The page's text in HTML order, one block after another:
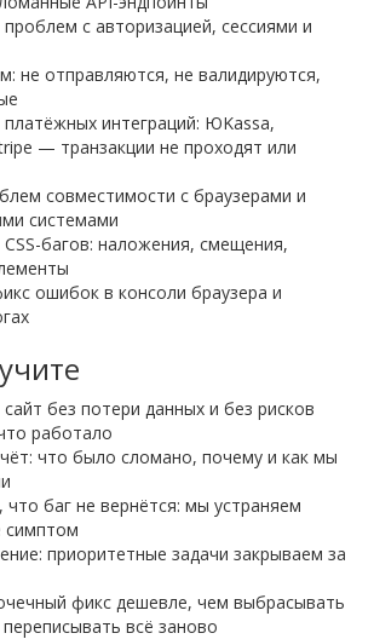
с авторизацией, сессиями и
не отправляются, не валидируются,
интеграций: ЮKassa,
— транзакции не проходят или
совместимости с браузерами и
системами
багов: наложения, смещения,
ошибок в консоли браузера и
без потери данных и без рисков
работало
что было сломано, почему и как мы
что баг не вернётся: мы устраняем
симптом
приоритетные задачи закрываем за
фикс дешевле, чем выбрасывать
всё заново